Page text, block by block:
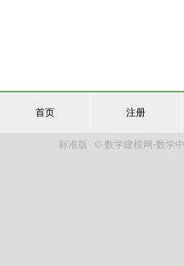
首页 注册
标准版 © 数学建模网-数学